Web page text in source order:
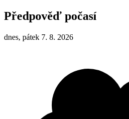
Předpověď počasí
dnes, pátek 7. 8. 2026